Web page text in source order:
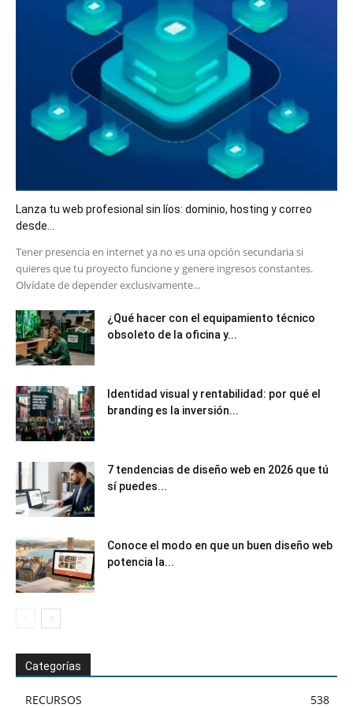
Lanza tu web profesional sin líos: dominio, hosting y correo
desde...
​Tener presencia en internet ya no es una opción secundaria si
quieres que tu proyecto funcione y genere ingresos constantes.
Olvídate de depender exclusivamente...
¿Qué hacer con el equipamiento técnico
obsoleto de la oficina y...
Identidad visual y rentabilidad: por qué el
branding es la inversión...
7 tendencias de diseño web en 2026 que tú
sí puedes...
Conoce el modo en que un buen diseño web
potencia la...
Categorías
RECURSOS
538